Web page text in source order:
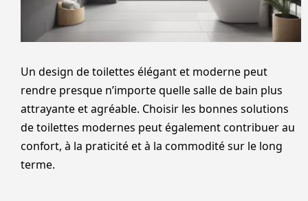
Un design de toilettes élégant et moderne peut
rendre presque n’importe quelle salle de bain plus
attrayante et agréable. Choisir les bonnes solutions
de toilettes modernes peut également contribuer au
confort, à la praticité et à la commodité sur le long
terme.